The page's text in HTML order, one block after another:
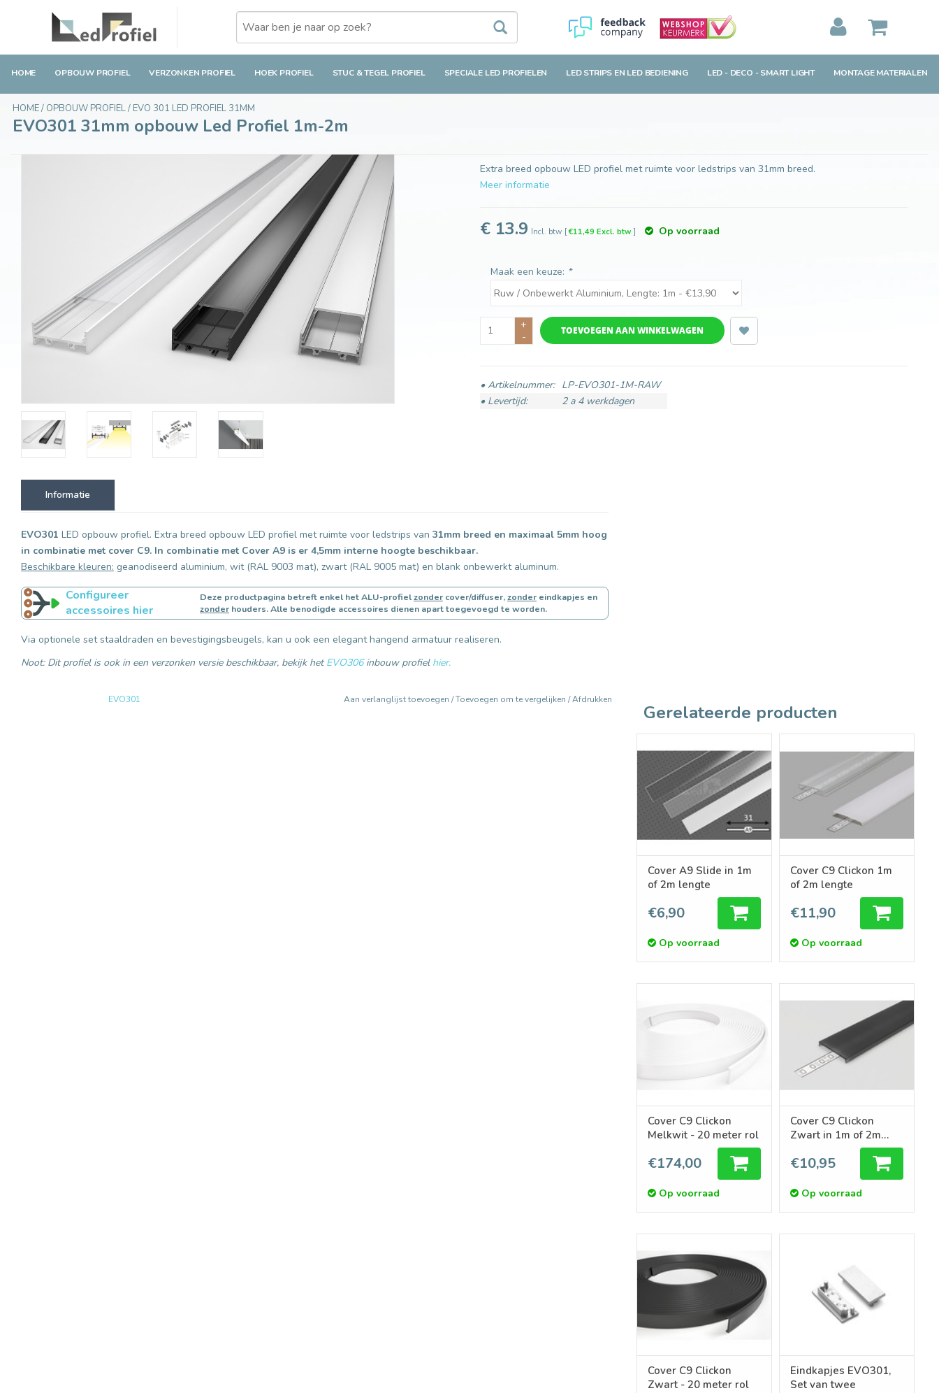
HOME OPBOUW PROFIEL VERZONKEN PROFIEL HOEK PROFIEL STUC & TEGEL PROFIEL SPECIALE LED PROFIELEN LED STRIPS EN LED BEDIENING LED - DECO - SMART LIGHT MONTAGE MATERIALEN
EVO301 31mm opbouw Led Profiel 1m-2m
HOME/ OPBOUW PROFIEL/ EVO 301 LED PROFIEL 31MM
EVO301 31mm opbouw Led Profiel 1m-2m
Extra breed opbouw LED profiel met ruimte voor ledstrips van 31mm breed.
Meer informatie
€ 13.9 Incl. btw [€11,49 Excl. btw] Op voorraad
Maak een keuze: *
+
-
TOEVOEGEN AAN WINKELWAGEN
• Artikelnummer: LP-EVO301-1M-RAW
• Levertijd:
2 a 4 werkdagen
Informatie
EVO301 LED opbouw profiel. Extra breed opbouw LED profiel met ruimte voor ledstrips van 31mm breed en maximaal 5mm hoog
in combinatie met cover C9. In combinatie met Cover A9 is er 4,5mm interne hoogte beschikbaar.
Beschikbare kleuren: geanodiseerd aluminium, wit (RAL 9003 mat), zwart (RAL 9005 mat) en blank onbewerkt aluminum.
Configureer
accessoires hier
Deze productpagina betreft enkel het ALU-profielzonder cover/diffuser,zonder eindkapjes en
zonder houders. Alle benodigde accessoires dienen apart toegevoegd te worden.
Via optionele set staaldraden en bevestigingsbeugels, kan u ook een elegant hangend armatuur realiseren.
Noot: Dit profiel is ook in een verzonken versie beschikbaar, bekijk hetEVO306inbouw profiel hier.
Gerelateerde producten
Cover A9 Slide in 1m
of 2m lengte
€6,90
Op voorraad
Cover C9 Clickon 1m
of 2m lengte
€11,90
Op voorraad
Cover C9 Clickon
Melkwit - 20 meter rol
€174,00
Op voorraad
Cover C9 Clickon
Zwart in 1m of 2m
€10,95
Op voorraad
Cover C9 Clickon
Zwart - 20 meter rol
Eindkapjes EVO301,
Set van twee
EVO301 Aan verlanglijst toevoegen /Toevoegen om te vergelijken /Afdrukken